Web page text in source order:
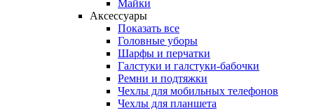
Майки
Аксессуары
Показать все
Головные уборы
Шарфы и перчатки
Галстуки и галстуки-бабочки
Ремни и подтяжки
Чехлы для мобильных телефонов
Чехлы для планшета